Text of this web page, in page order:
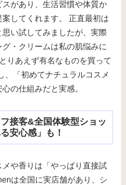
があり、生活習慣や体質か
してくれます。 正直最初は
思い試してみましたが、実際
・クリームは私の肌悩みに
りあえず有名なものを買って
、「初めてナチュラルコスメ
の仕組みだと実感。
接客&全国体験型ショッ
安心感」も！
や香りは「やっぱり直接試
は全国に実店舗があり、シ